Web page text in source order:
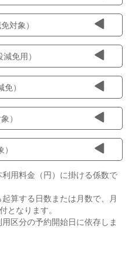
対象）
免用）
）
）
用料金（円）に掛ける係数で
算する日数または月数で、月
となります。
区分の予約開始日に依存しま